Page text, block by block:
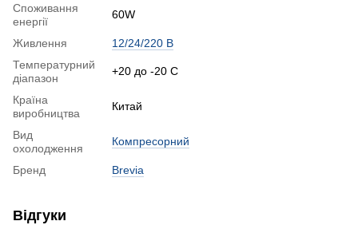
Споживання
енергії
60W
Живлення
12/24/220 В
Температурний
діапазон
+20 до -20 С
Країна
виробництва
Китай
Вид
охолодження
Компресорний
Бренд Brevia
Відгуки